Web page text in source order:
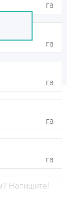
га
га
га
га
га